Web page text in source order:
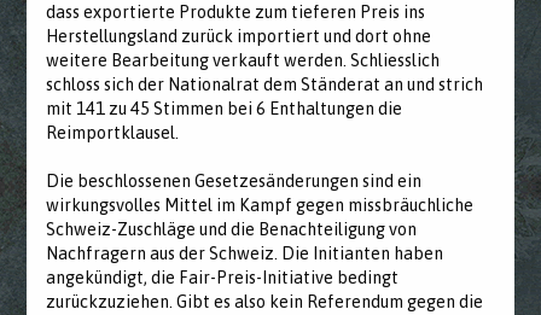
dass exportierte Produkte zum tieferen Preis ins
Herstellungsland zurück importiert und dort ohne
weitere Bearbeitung verkauft werden. Schliesslich
schloss sich der Nationalrat dem Ständerat an und strich
mit 141 zu 45 Stimmen bei 6 Enthaltungen die
Reimportklausel.
Die beschlossenen Gesetzesänderungen sind ein
wirkungsvolles Mittel im Kampf gegen missbräuchliche
Schweiz-Zuschläge und die Benachteiligung von
Nachfragern aus der Schweiz. Die Initianten haben
angekündigt, die Fair-Preis-Initiative bedingt
zurückzuziehen. Gibt es also kein Referendum gegen die